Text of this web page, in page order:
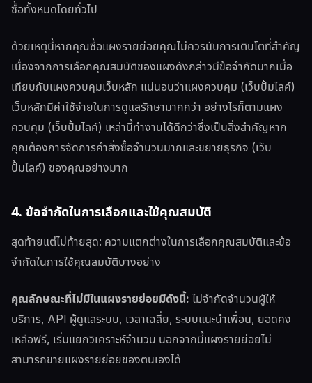
ซื้อทั้งหมดโดยทั่วไป
ด้วยเหตุนี้หากคุณซื้อแผงรายย่อยคุณไม่ควรนับการเติบโตที่สำคัญ
เนื่องจากการเลือกคุณสมบัติของแผงดังกล่าวมีข้อจำกัดมากเมื่อ
เทียบกับแผงควบคุมเว็บหลัก แน่นอนว่าแผงควบคุม (เว็บปั้มไลค์)
เว็บหลักมีค่าใช้จ่ายในการดูแลรักษามากกว่า อย่างไรก็ตามแผง
ควบคุม (เว็บปั้มไลค์) เหล่านี้ทำงานได้ดีกว่าซึ่งเป็นสิ่งสำคัญหาก
คุณต้องการจัดการคำสั่งซื้อจำนวนมากและขยายธุรกิจ (เว็บ
ปั้มไลค์) ของคุณอย่างมาก
4. ข้อจำกัดในการเลือกและใช้คุณสมบัติ
สุดท้ายแต่ไม่ท้ายสุด: ความแตกต่างในการเลือกคุณสมบัติและข้อ
จำกัดในการใช้คุณสมบัติบางอย่าง
คุณลักษณะที่ไม่มีในแผงรายย่อยมีดังนี้: ไม่จำกัดจำนวนผู้ให้
บริการ, API ผู้ดูแลระบบ, เวลาเฉลี่ย, ระบบแนะนำเพื่อน, ยอดคง
เหลือฟรี, เริ่มแยกวิเคราะห์จำนวน นอกจากนี้แผงรายย่อยไม่
สามารถขายแผงรายย่อยของตนเองได้